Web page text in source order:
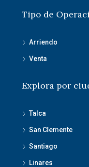
Tipo de
Arriendo
Venta
Explora por
Talca
San Clemente
Santiago
Linares